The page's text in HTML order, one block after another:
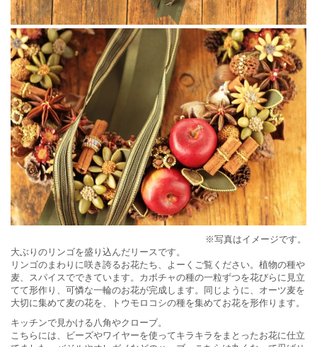
※写真はイメージです。
大ぶりのリンゴを盛り込んだリースです。
リンゴのまわりに咲き誇るお花たち、よーくご覧ください。植物の種や
麦、スパイスでできています。カボチャの種の一粒ずつを花びらに見立
てて形作り、可憐な一輪のお花が完成します。同じように、オーツ麦を
大切に集めて麦の花を、トウモロコシの種を集めてお花を形作ります。
キッチンで見かける八角やクローブ。
こちらには、ビーズやワイヤーを使ってキラキラをまとったお花に仕立